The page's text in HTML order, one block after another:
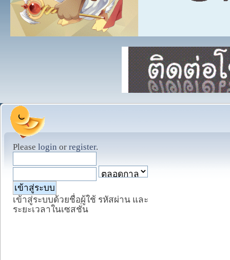
Please login or register.
เข้าสู่ระบบด้วยชื่อผู้ใช้ รหัสผ่าน และ
ระยะเวลาในเซสชั่น